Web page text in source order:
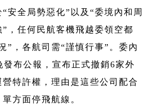
安全局勢惡化”以及“委境內和周
，任何民航客機飛越委領空都
”，各航司需“謹慎行事”。委內
發布公報，宣布正式撤銷6家外
特許權，理由是這些公司配合
方面停飛航線。